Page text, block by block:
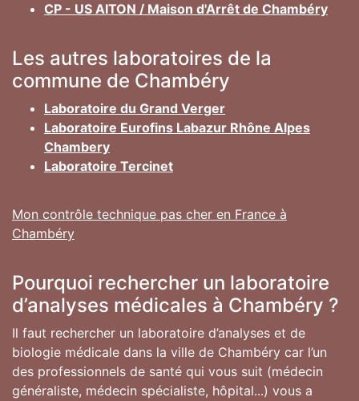
CP - US AITON / Maison d'Arrêt de Chambéry
Les autres laboratoires de la
commune de Chambéry
Laboratoire du Grand Verger
Laboratoire Eurofins Labazur Rhône Alpes
Chambery
Laboratoire Tercinet
Mon contrôle technique pas cher en France à
Chambéry
Pourquoi rechercher un laboratoire
d’analyses médicales à Chambéry ?
Il faut rechercher un laboratoire d’analyses et de
biologie médicale dans la ville de Chambéry car l’un
des professionnels de santé qui vous suit (médecin
généraliste, médecin spécialiste, hôpital...) vous a